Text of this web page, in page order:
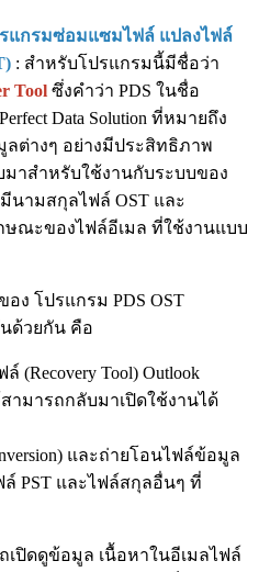
รแกรมซ่อมแซมไฟล์ แปลงไฟล์
: สำหรับโปรแกรมนี้มีชื่อว่า
Tool ซึ่งคำว่า PDS ในชื่อ
Data Solution ที่หมายถึง
ต่างๆ อย่างมีประสิทธิภาพ
าสำหรับใช้งานกับระบบของ
นามสกุลไฟล์ OST และ
ษณะของไฟล์อีเมล ที่ใช้งานแบบ
ง โปรแกรม PDS OST
นด้วยกัน คือ
Tool) Outlook
ามารถกลับมาเปิดใช้งานได้
และถ่ายโอนไฟล์ข้อมูล
ล์ PST และไฟล์สกุลอื่นๆ ที่
ปิดดูข้อมูล เนื้อหาในอีเมลไฟล์